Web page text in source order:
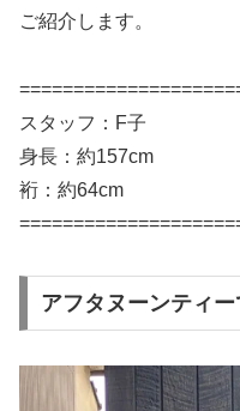
ご紹介します。
スタッフ：F子
身長：約157cm
裄：約64cm
アフタヌーンティ